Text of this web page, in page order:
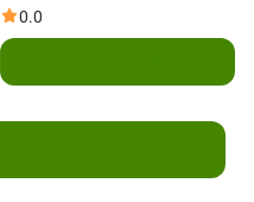
сахара, 354 мл (12 жидк.
Унций)
0.0